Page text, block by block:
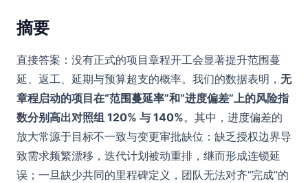
摘要
直接答案：没有正式的项目章程开工会显著提升范围蔓
延、返工、延期与预算超支的概率。我们的数据表明， 无
章程启动的项目在“范围蔓延率”和“进度偏差”上的风险指
数分别高出对照组 120% 与 140%。其中，进度偏差的
放大常源于目标不一致与变更审批缺位：缺乏授权边界导
致需求频繁漂移，迭代计划被动重排，继而形成连锁延
误；一旦缺少共同的里程碑定义，团队无法对齐“完成”的